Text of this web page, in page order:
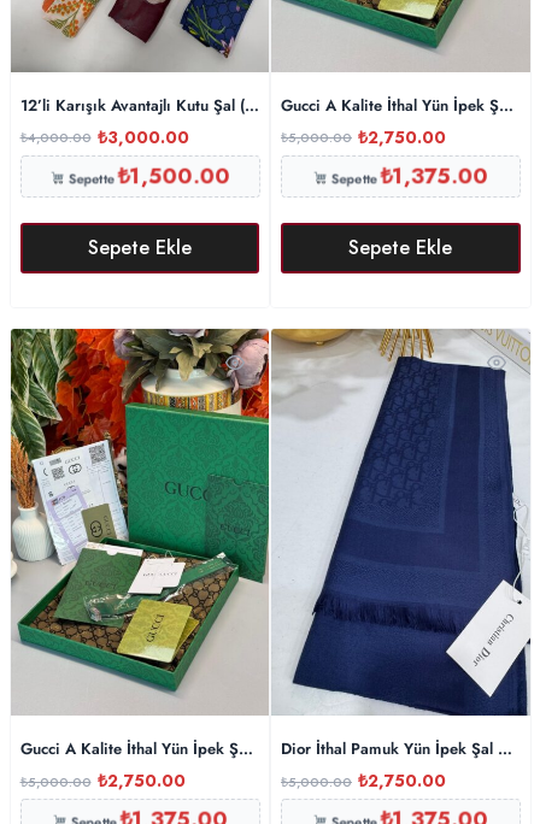
12’li Karışık Avantajlı Kutu Şal ( sadece 10 kişiye )
₺4,000.00 ₺3,000.00
Sepette₺1,500.00
Sepete Ekle
Gucci A Kalite İthal Yün İpek Şal –
₺5,000.00 ₺2,750.00
Sepette₺1,375.00
Sepete Ekle
Gucci A Kalite İthal Yün İpek Şal – Lacivert-Hardal
₺5,000.00 ₺2,750.00
Dior İthal Pamuk Yün İpek Şal –
₺5,000.00 ₺2,750.00